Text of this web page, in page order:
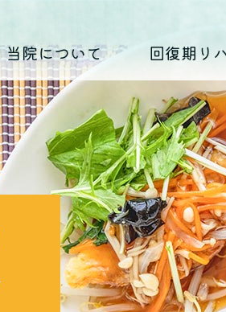
当院について 回復期リ
はじめまして、
くじらホスピタルです
医師紹介 インタビュ
アクセス
回復期リハビリテー
毎日のお食事（くじら
地域包括ケア(心療内
摂食障害
依存症
思春期の問題
入院のご案内